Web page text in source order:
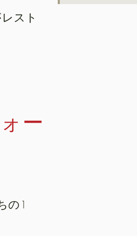
スト
ー
の1